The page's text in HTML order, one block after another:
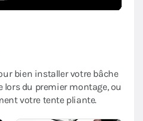
bien installer votre bâche
du premier montage, ou
votre tente pliante.